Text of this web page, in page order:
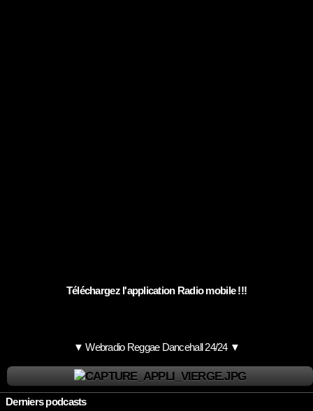
Téléchargez l'application Radio mobile !!!
▼ Webradio Reggae Dancehall 24/24 ▼
Derniers podcasts